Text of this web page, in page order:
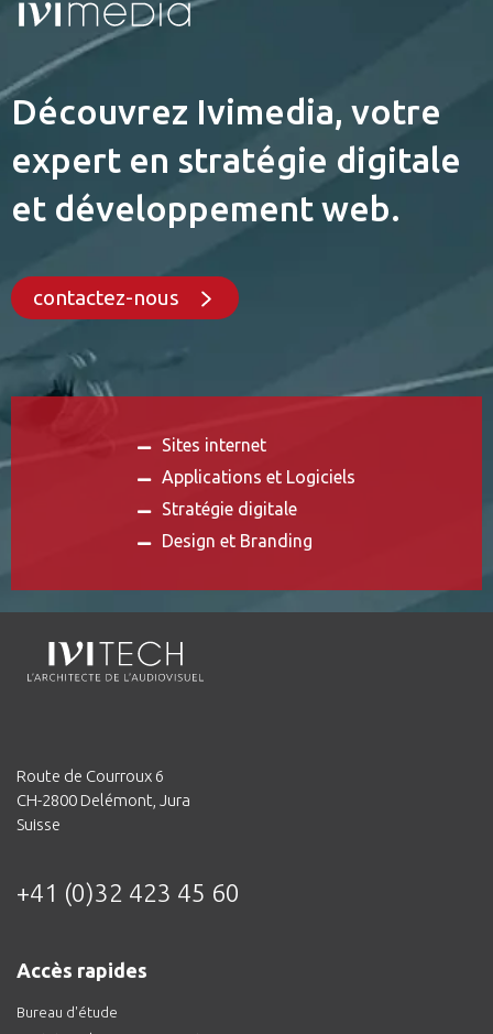
Découvrez Ivimedia, votre
expert en stratégie digitale
et développement web.
contactez-nous
Sites internet
Applications et Logiciels
Stratégie digitale
Design et Branding
Route de Courroux 6
CH-2800 Delémont, Jura
Suisse
+41 (0)32 423 45 60
Accès rapides
Bureau d'étude